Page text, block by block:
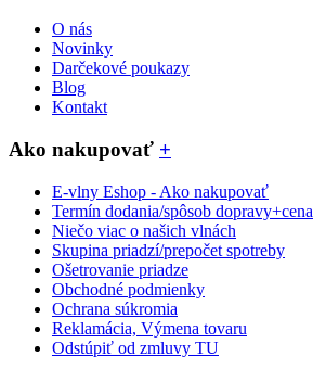
O nás
Novinky
Darčekové poukazy
Blog
Kontakt
Ako nakupovať +
E-vlny Eshop - Ako nakupovať
Termín dodania/spôsob dopravy+cena
Niečo viac o našich vlnách
Skupina priadzí/prepočet spotreby
Ošetrovanie priadze
Obchodné podmienky
Ochrana súkromia
Reklamácia, Výmena tovaru
Odstúpiť od zmluvy TU